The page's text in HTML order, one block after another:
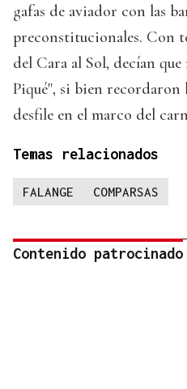
gafas de aviador con las
preconstitucionales. Con
del Cara al Sol, decían
Piqué", si bien recordaron
desfile en el marco del
Temas relacionados
FALANGE COMPARSAS
Contenido patrocinado